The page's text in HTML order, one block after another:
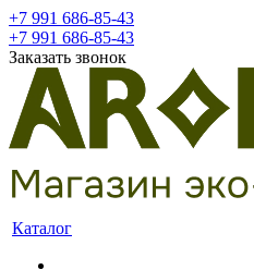
+7 991 686-85-43
+7 991 686-85-43
Заказать звонок
Каталог